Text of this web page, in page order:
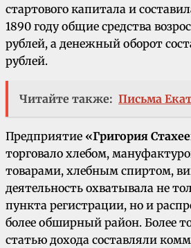
стартового капитала и
1890 году общие средства
рублей, а денежный оборот
рублей.
Читайте также: Письма
Предприятие «Григория
торговало хлебом,
товарами, хлебным спиртом,
деятельность охватывала не
пункта регистрации, но и
более обширный район. Более
статью дохода составляли